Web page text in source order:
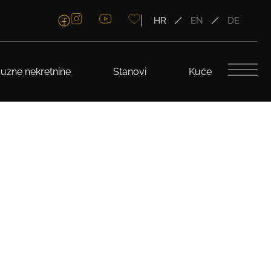
HR EN DE
nekretnine Stanovi Kuće